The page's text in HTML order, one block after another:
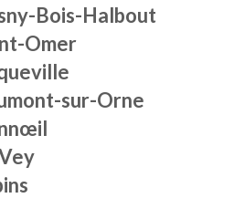
Bois-Halbout
Omer
sur-Orne